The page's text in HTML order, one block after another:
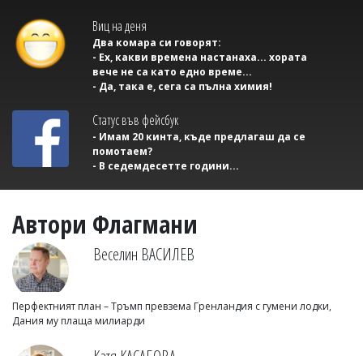
Виц на деня
Два комара си говорят:
- Ех, какви времена настанаха... хората
вече не са като едно време...
- Да, така е, сега са пълна химия!
Статус във фейсбук
- Имам 20 кинта, къде предлагаш да се
помотаем?
- В седемдесетте години...
Автори Флагмани
Веселин ВАСИЛЕВ
Перфектният план – Тръмп превзема Гренландия с гумени лодки,
Дания му плаща милиарди